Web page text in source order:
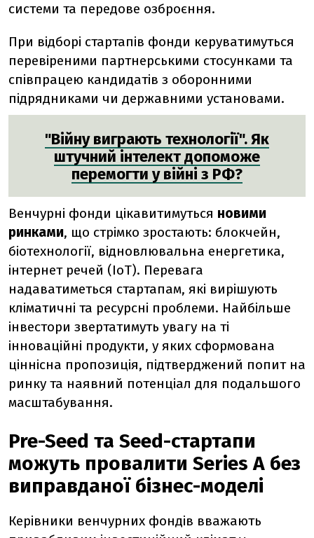
системи та передове озброєння.
При відборі стартапів фонди керуватимуться
перевіреними партнерськими стосунками та
співпрацею кандидатів з оборонними
підрядниками чи державними установами.
"Війну виграють технології". Як
штучний інтелект допоможе
перемогти у війні з РФ?
Венчурні фонди цікавитимуться новими
ринками, що стрімко зростають: блокчейн,
біотехнології, відновлювальна енергетика,
інтернет речей (IoT). Перевага
надаватиметься стартапам, які вирішують
кліматичні та ресурсні проблеми. Найбільше
інвестори звертатимуть увагу на ті
інноваційні продукти, у яких сформована
ціннісна пропозиція, підтверджений попит на
ринку та наявний потенціал для подальшого
масштабування.
Pre-Seed та Seed-стартапи
можуть провалити Series A без
виправданої бізнес-моделі
Керівники венчурних фондів вважають